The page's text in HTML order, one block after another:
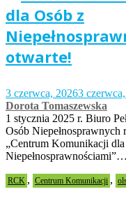
dla Osób z
otwarte!
3 czerwca, 20263
Dorota Tomaszewska
1 stycznia 2025 r. Biuro
Osób Niepełnosprawnych
„Centrum Komunikacji
RCK , Centrum Komunikacji ,